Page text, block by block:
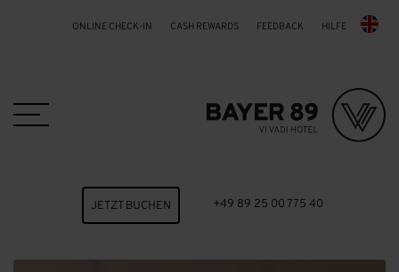
ONLINE CHECK-IN CASH REWARDS FEEDBACK HILFE
JETZT BUCHEN +49 89 25 00 775 40